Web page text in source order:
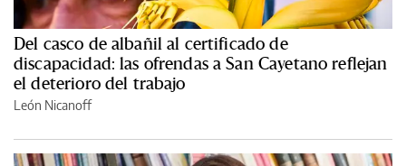
Del casco de albañil al certificado de
discapacidad: las ofrendas a San Cayetano reflejan
el deterioro del trabajo
León Nicanoff